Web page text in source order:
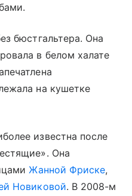
бюстгальтера. Она
в белом халате
на кушетке
известна после
Она
Жанной Фриске,
Новиковой. В 2008-м